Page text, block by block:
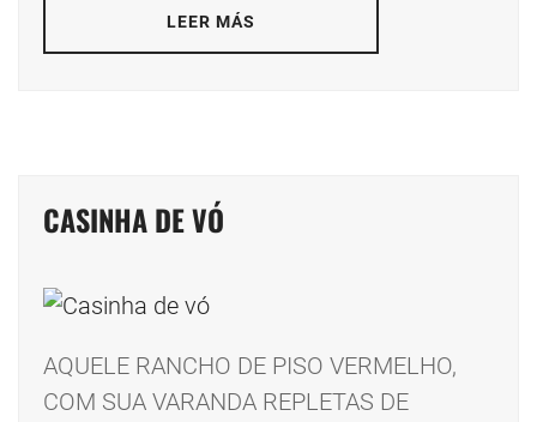
LEER MÁS
CASINHA DE VÓ
AQUELE RANCHO DE PISO VERMELHO,
COM SUA VARANDA REPLETAS DE